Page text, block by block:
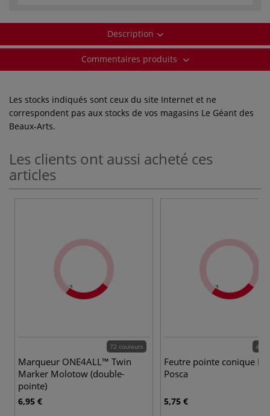
Description
Commentaires produits
Les stocks indiqués sont ceux du site Internet et ne
correspondent pas aux stocks de vos magasins Le Géant des
Beaux-Arts.
Les clients ont aussi acheté ces
articles
72 couleurs
Marqueur ONE4ALL™ Twin
Marker Molotow (double-
pointe)
6,95 €
49
Feutre pointe conique
Posca
5,75 €